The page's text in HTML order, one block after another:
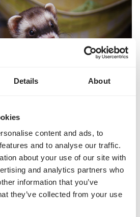
Details About
content and ads, to
and to analyse our traffic.
about your use of our site with
and analytics partners who
information that you’ve
they’ve collected from your use
van het Latijnse furonem, wat
is best toepasselijk. Heb je
dan moet je je huis daaraan
wat een fret kan stukmaken,
overal in - ook (en vooral) in
thuishoren. Want fretten zijn